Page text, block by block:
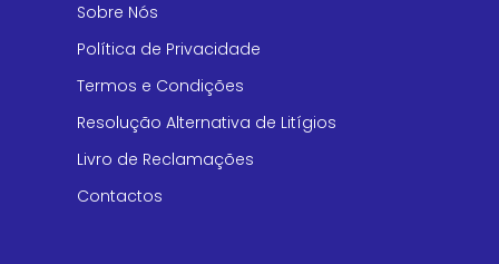
Sobre Nós
Política de Privacidade
Termos e Condições
Resolução Alternativa de Litígios
Livro de Reclamações
Contactos